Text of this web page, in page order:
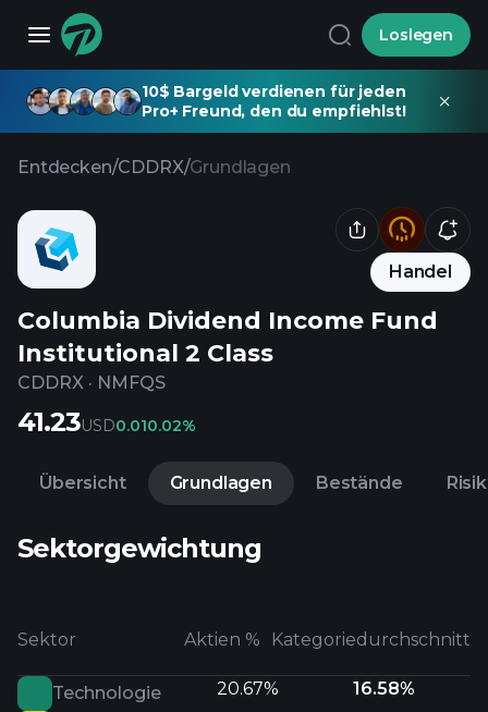
Loslegen
10$ Bargeld verdienen für jeden
Pro+ Freund, den du empfiehlst!
Entdecken/CDDRX/Grundlagen
Handel
Columbia Dividend Income Fund
Institutional 2 Class
CDDRX · NMFQS
41.23USD0.010.02%
Übersicht Grundlagen Bestände
Sektorgewichtung
Sektor Aktien % Kategoriedurchschnitt
Technologie 20.67%
16.58%